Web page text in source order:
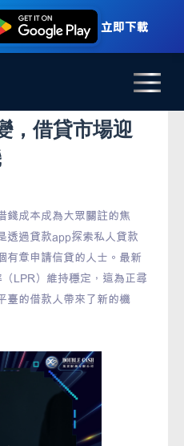
立即下載
，借貸市場迎
錢成本成為大眾關註的焦
透過貸款app探索私人貸款
有意申請信貸的人士。最新
LPR）維持穩定，這為正尋
臺的借款人帶來了新的機